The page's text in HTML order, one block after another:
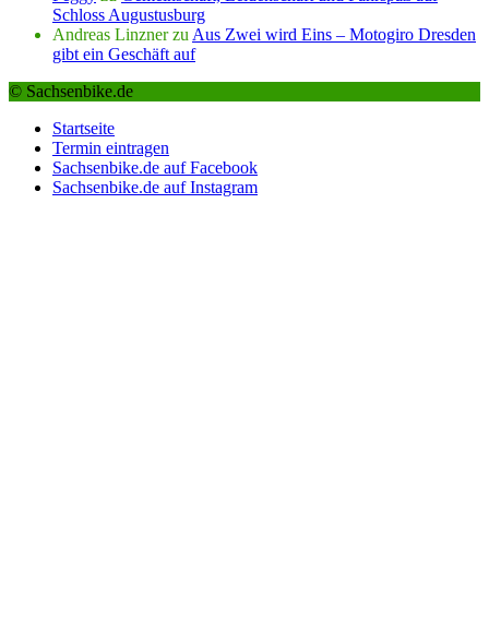
Schloss Augustusburg
Andreas Linznerzu Aus Zwei wird Eins – Motogiro Dresden
gibt ein Geschäft auf
© Sachsenbike.de
Startseite
Termin eintragen
Sachsenbike.de auf Facebook
Sachsenbike.de auf Instagram